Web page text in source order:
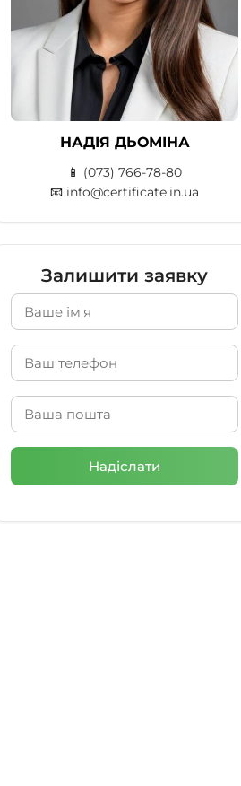
НАДІЯ ДЬОМІНА
📱 (073) 766-78-80
📧 info@certificate.in.ua
Залишити заявку